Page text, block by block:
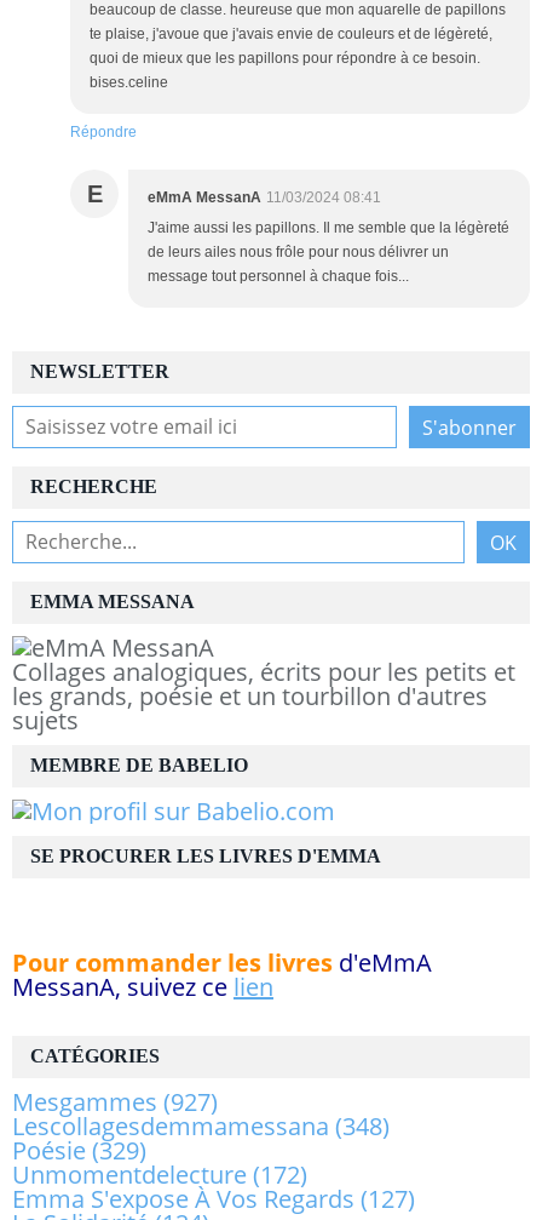
beaucoup de classe. heureuse que mon aquarelle de papillons
te plaise, j'avoue que j'avais envie de couleurs et de légèreté,
quoi de mieux que les papillons pour répondre à ce besoin.
bises.celine
Répondre
E eMmA MessanA 11/03/2024 08:41
J'aime aussi les papillons. Il me semble que la légèreté
de leurs ailes nous frôle pour nous délivrer un
message tout personnel à chaque fois...
NEWSLETTER
RECHERCHE
EMMA MESSANA
Collages analogiques, écrits pour les petits et
les grands, poésie et un tourbillon d'autres
sujets
CATÉGORIES
Mesgammes (927)
Lescollagesdemmamessana (348)
Poésie(329)
Unmomentdelecture(172)
Emma S'expose À Vos Regards (127)
MEMBRE DE BABELIO
SE PROCURER LES LIVRES D'EMMA
Pour commander les livres d'eMmA
MessanA, suivez ce lien